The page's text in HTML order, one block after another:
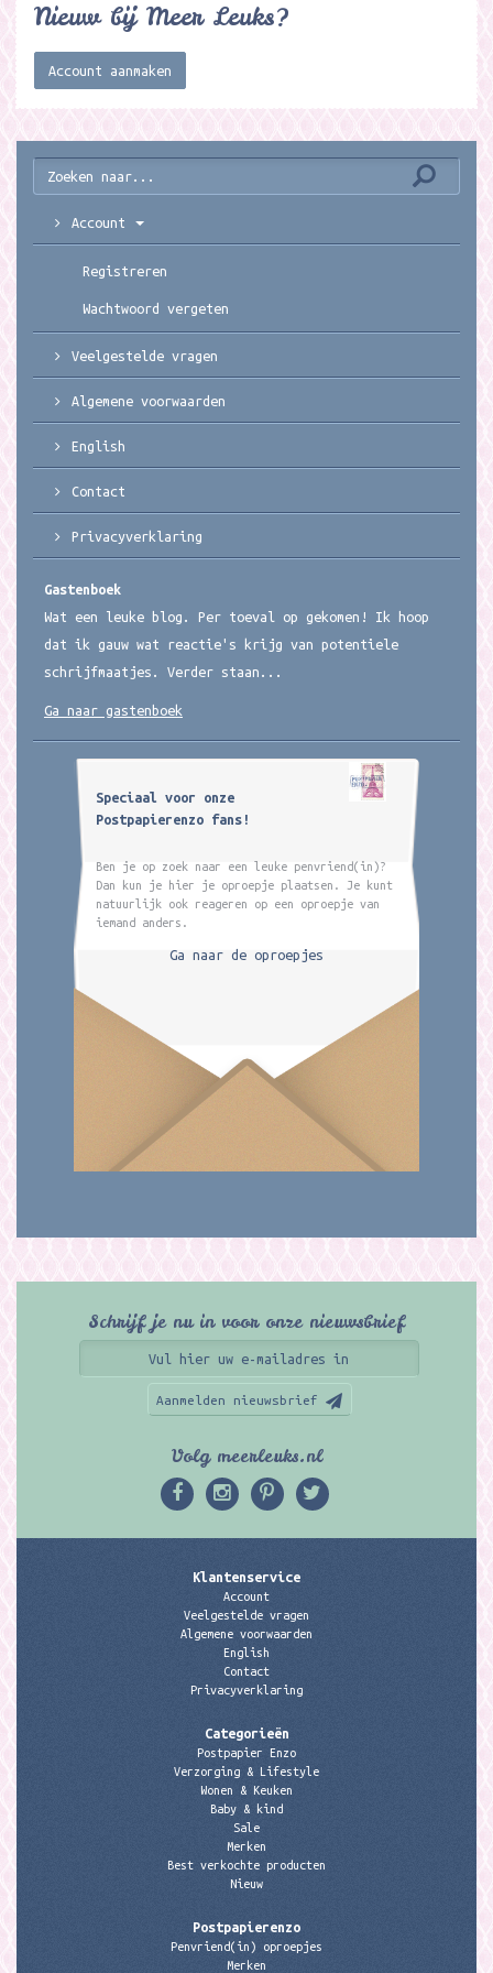
Nieuw bij Meer Leuks?
Account aanmaken
Account
Registreren
Wachtwoord vergeten
Veelgestelde vragen
Algemene voorwaarden
English
Contact
Privacyverklaring
Gastenboek
Wat een leuke blog. Per toeval op gekomen! Ik hoop
dat ik gauw wat reactie's krijg van potentiele
schrijfmaatjes. Verder staan...
Ga naar gastenboek
Speciaal voor onze
Postpapierenzo fans!
Ben je op zoek naar een leuke penvriend(in)?
Dan kun je hier je oproepje plaatsen. Je kunt
natuurlijk ook reageren op een oproepje van
iemand anders.
Ga naar de oproepjes
Schrijf je nu in voor onze nieuwsbrief
Aanmelden nieuwsbrief
Volg meerleuks.nl
Klantenservice
Account
Veelgestelde vragen
Algemene voorwaarden
English
Contact
Privacyverklaring
Categorieën
Postpapier Enzo
Verzorging & Lifestyle
Wonen & Keuken
Baby & kind
Sale
Merken
Best verkochte producten
Nieuw
Postpapierenzo
Penvriend(in) oproepjes
Merken